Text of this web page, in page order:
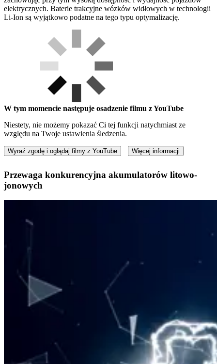
elektrycznych. Baterie trakcyjne wózków widłowych w technologii
Li-Ion są wyjątkowo podatne na tego typu optymalizację.
W tym momencie następuje osadzenie filmu z YouTube
Niestety, nie możemy pokazać Ci tej funkcji natychmiast ze
względu na Twoje ustawienia śledzenia.
Wyraź zgodę i oglądaj filmy z YouTube Więcej informacji
Przewaga konkurencyjna akumulatorów litowo-
jonowych